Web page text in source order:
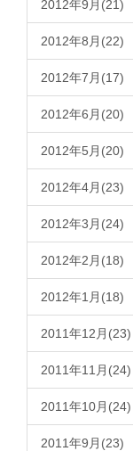
2012年9月(21)
2012年8月(22)
2012年7月(17)
2012年6月(20)
2012年5月(20)
2012年4月(23)
2012年3月(24)
2012年2月(18)
2012年1月(18)
2011年12月(23)
2011年11月(24)
2011年10月(24)
2011年9月(23)